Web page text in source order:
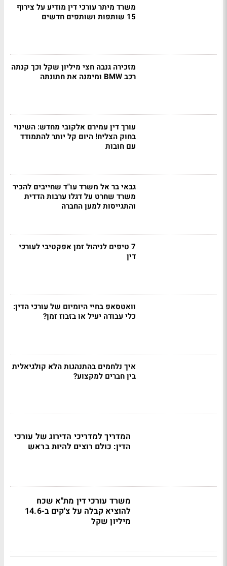
משרד מיתר עורכי דין מודיע על צירוף
15 שותפות ושותפים חדשים
מזכירה גנבה חצי מיליון שקל וכך קנתה
רכב BMW ומימנה את חתונתה
עורך דין עמירם אלקובי מחדש: השינוי
בחוק הצליח! היום קל יותר להתמודד
עם חובות
גבאי בר אל משרד עו"ד שחייבים להכיר
משרד שחרט על דגלו ערבות הדדית
והתגייסות למען החברה
7 טיפים לניהול זמן אפקטיבי לעורכי
דין
וואטסאפ בחיי היומיום של עורכי הדין:
כלי עבודה יעיל או בזבוז זמן?
איך נלחמים בהתנהגות הלא קולגיאלית
בין חברים למקצוע?
המדריך למדריכי הדירוג של עורכי
הדין: כולם רוצים להיות בראש
משרד עורכי דין מת"א שכח
להוציא קבלה על צ'קים ב-14.6
מיליון שקל